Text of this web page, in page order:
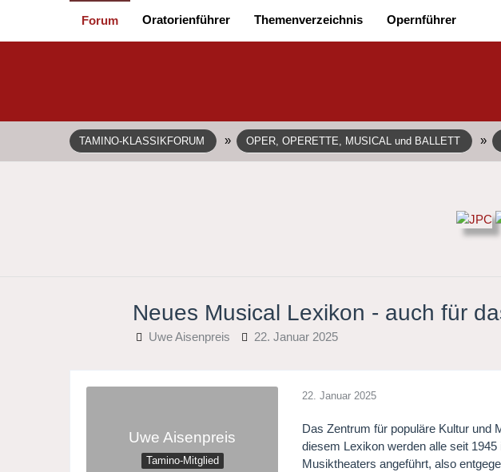
Forum Oratorienführer Themenverzeichnis Opernführer
TAMINO-KLASSIKFORUM » OPER, OPERETTE, MUSICAL und BALLETT »
Neues Musical Lexikon - auch für
Uwe Aisenpreis 22. Januar 2025
Uwe Aisenpreis
Tamino-Mitglied
22. Januar 2025
Das Zentrum für populäre Kultur und
diesem Lexikon werden alle seit
Musiktheaters angeführt, also